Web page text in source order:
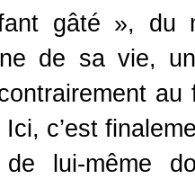
gâté », du
de sa vie,
c’est
lui-même